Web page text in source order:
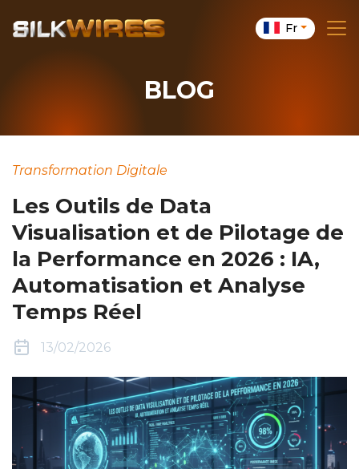
Fr
BLOG
Transformation Digitale
Les Outils de Data
Visualisation et de Pilotage de
la Performance en 2026 : IA,
Automatisation et Analyse
Temps Réel
13/02/2026